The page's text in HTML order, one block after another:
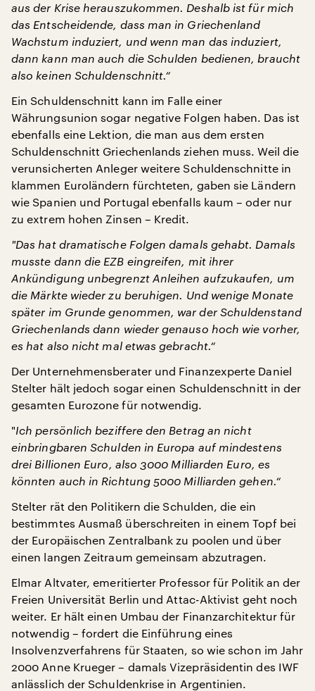
aus der Krise herauszukommen. Deshalb ist für mich
das Entscheidende, dass man in Griechenland
Wachstum induziert, und wenn man das induziert,
dann kann man auch die Schulden bedienen, braucht
also keinen Schuldenschnitt.“
Ein Schuldenschnitt kann im Falle einer
Währungsunion sogar negative Folgen haben. Das ist
ebenfalls eine Lektion, die man aus dem ersten
Schuldenschnitt Griechenlands ziehen muss. Weil die
verunsicherten Anleger weitere Schuldenschnitte in
klammen Euroländern fürchteten, gaben sie Ländern
wie Spanien und Portugal ebenfalls kaum – oder nur
zu extrem hohen Zinsen – Kredit.
"Das hat dramatische Folgen damals gehabt. Damals
musste dann die EZB eingreifen, mit ihrer
Ankündigung unbegrenzt Anleihen aufzukaufen, um
die Märkte wieder zu beruhigen. Und wenige Monate
später im Grunde genommen, war der Schuldenstand
Griechenlands dann wieder genauso hoch wie vorher,
es hat also nicht mal etwas gebracht.“
Der Unternehmensberater und Finanzexperte Daniel
Stelter hält jedoch sogar einen Schuldenschnitt in der
gesamten Eurozone für notwendig.
"Ich persönlich beziffere den Betrag an nicht
einbringbaren Schulden in Europa auf mindestens
drei Billionen Euro, also 3000 Milliarden Euro, es
könnten auch in Richtung 5000 Milliarden gehen.“
Stelter rät den Politikern die Schulden, die ein
bestimmtes Ausmaß überschreiten in einem Topf bei
der Europäischen Zentralbank zu poolen und über
einen langen Zeitraum gemeinsam abzutragen.
Elmar Altvater, emeritierter Professor für Politik an der
Freien Universität Berlin und Attac-Aktivist geht noch
weiter. Er hält einen Umbau der Finanzarchitektur für
notwendig – fordert die Einführung eines
Insolvenzverfahrens für Staaten, so wie schon im Jahr
2000 Anne Krueger – damals Vizepräsidentin des IWF
anlässlich der Schuldenkrise in Argentinien.